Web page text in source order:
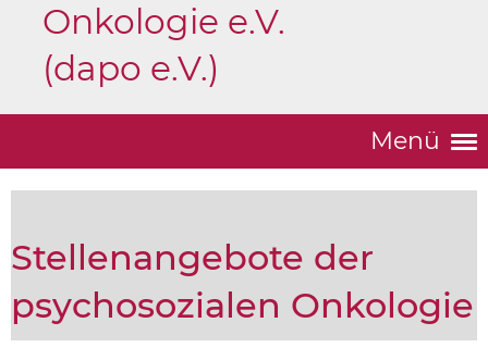
Onkologie e.V.
(dapo e.V.)
Menü
Stellenangebote der
psychosozialen Onkologie